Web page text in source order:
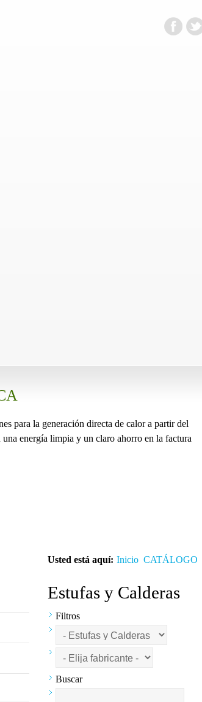
para la generación directa de calor a partir del
una energía limpia y un claro ahorro en la factura
Usted está aquí: Inicio CATÁLOGO
Estufas y Calderas
Filtros
Buscar